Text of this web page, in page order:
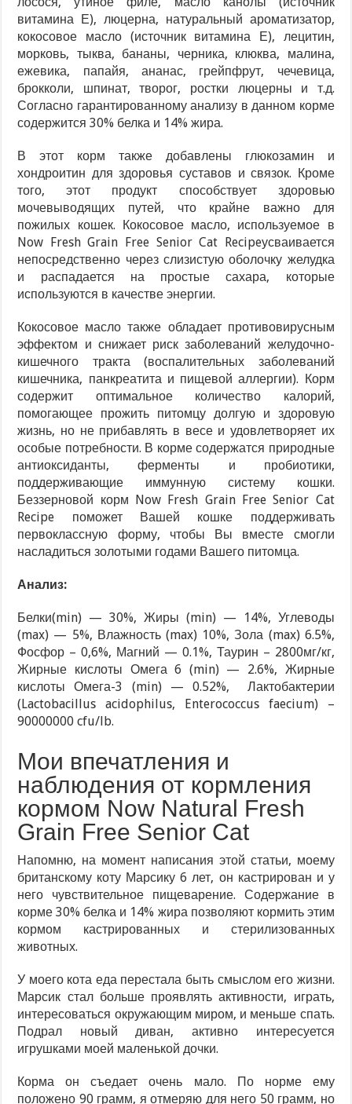
витамина Е), люцерна, натуральный ароматизатор,
кокосовое масло (источник витамина Е), лецитин,
морковь, тыква, бананы, черника, клюква, малина,
ежевика, папайя, ананас, грейпфрут, чечевица,
брокколи, шпинат, творог, ростки люцерны и т.д.
Согласно гарантированному анализу в данном корме
содержится 30% белка и 14% жира.
В этот корм также добавлены глюкозамин и
хондроитин для здоровья суставов и связок. Кроме
того, этот продукт способствует здоровью
мочевыводящих путей, что крайне важно для
пожилых кошек. Кокосовое масло, используемое в
Now Fresh Grain Free Senior Cat Recipeусваивается
непосредственно через слизистую оболочку желудка
и распадается на простые сахара, которые
используются в качестве энергии.
Кокосовое масло также обладает противовирусным
эффектом и снижает риск заболеваний желудочно-
кишечного тракта (воспалительных заболеваний
кишечника, панкреатита и пищевой аллергии). Корм
содержит оптимальное количество калорий,
помогающее прожить питомцу долгую и здоровую
жизнь, но не прибавлять в весе и удовлетворяет их
особые потребности. В корме содержатся природные
антиоксиданты, ферменты и пробиотики,
поддерживающие иммунную систему кошки.
Беззерновой корм Now Fresh Grain Free Senior Cat
Recipe поможет Вашей кошке поддерживать
первоклассную форму, чтобы Вы вместе смогли
насладиться золотыми годами Вашего питомца.
Анализ:
Белки(min) — 30%, Жиры (min) — 14%, Углеводы
(max) — 5%, Влажность (max) 10%, Зола (max) 6.5%,
Фосфор – 0,6%, Магний — 0.1%, Таурин – 2800мг/кг,
Жирные кислоты Омега 6 (min) — 2.6%, Жирные
кислоты Омега-3 (min) — 0.52%, Лактобактерии
(Lactobacillus acidophilus, Enterococcus faecium) –
90000000 cfu/lb.
Мои впечатления и
наблюдения от кормления
кормом Now Natural Fresh
Grain Free Senior Cat
Напомню, на момент написания этой статьи, моему
британскому коту Марсику 6 лет, он кастрирован и у
него чувствительное пищеварение. Содержание в
корме 30% белка и 14% жира позволяют кормить этим
кормом кастрированных и стерилизованных
животных.
У моего кота еда перестала быть смыслом его жизни.
Марсик стал больше проявлять активности, играть,
интересоваться окружающим миром, и меньше спать.
Подрал новый диван, активно интересуется
игрушками моей маленькой дочки.
Корма он съедает очень мало. По норме ему
положено 90 грамм, я отмеряю для него 50 грамм, но